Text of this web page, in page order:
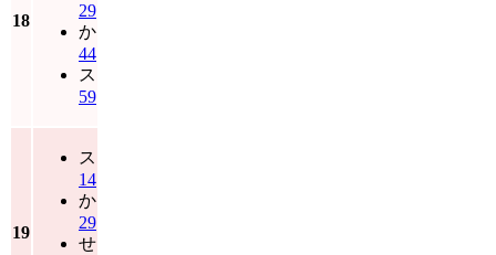
18
29
か
44
ス
59
19
ス
14
か
29
せ